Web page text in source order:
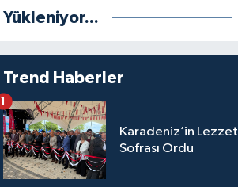
Yükleniyor...
Trend Haberler
Karadeniz’in Lezzet
Sofrası Ordu
1